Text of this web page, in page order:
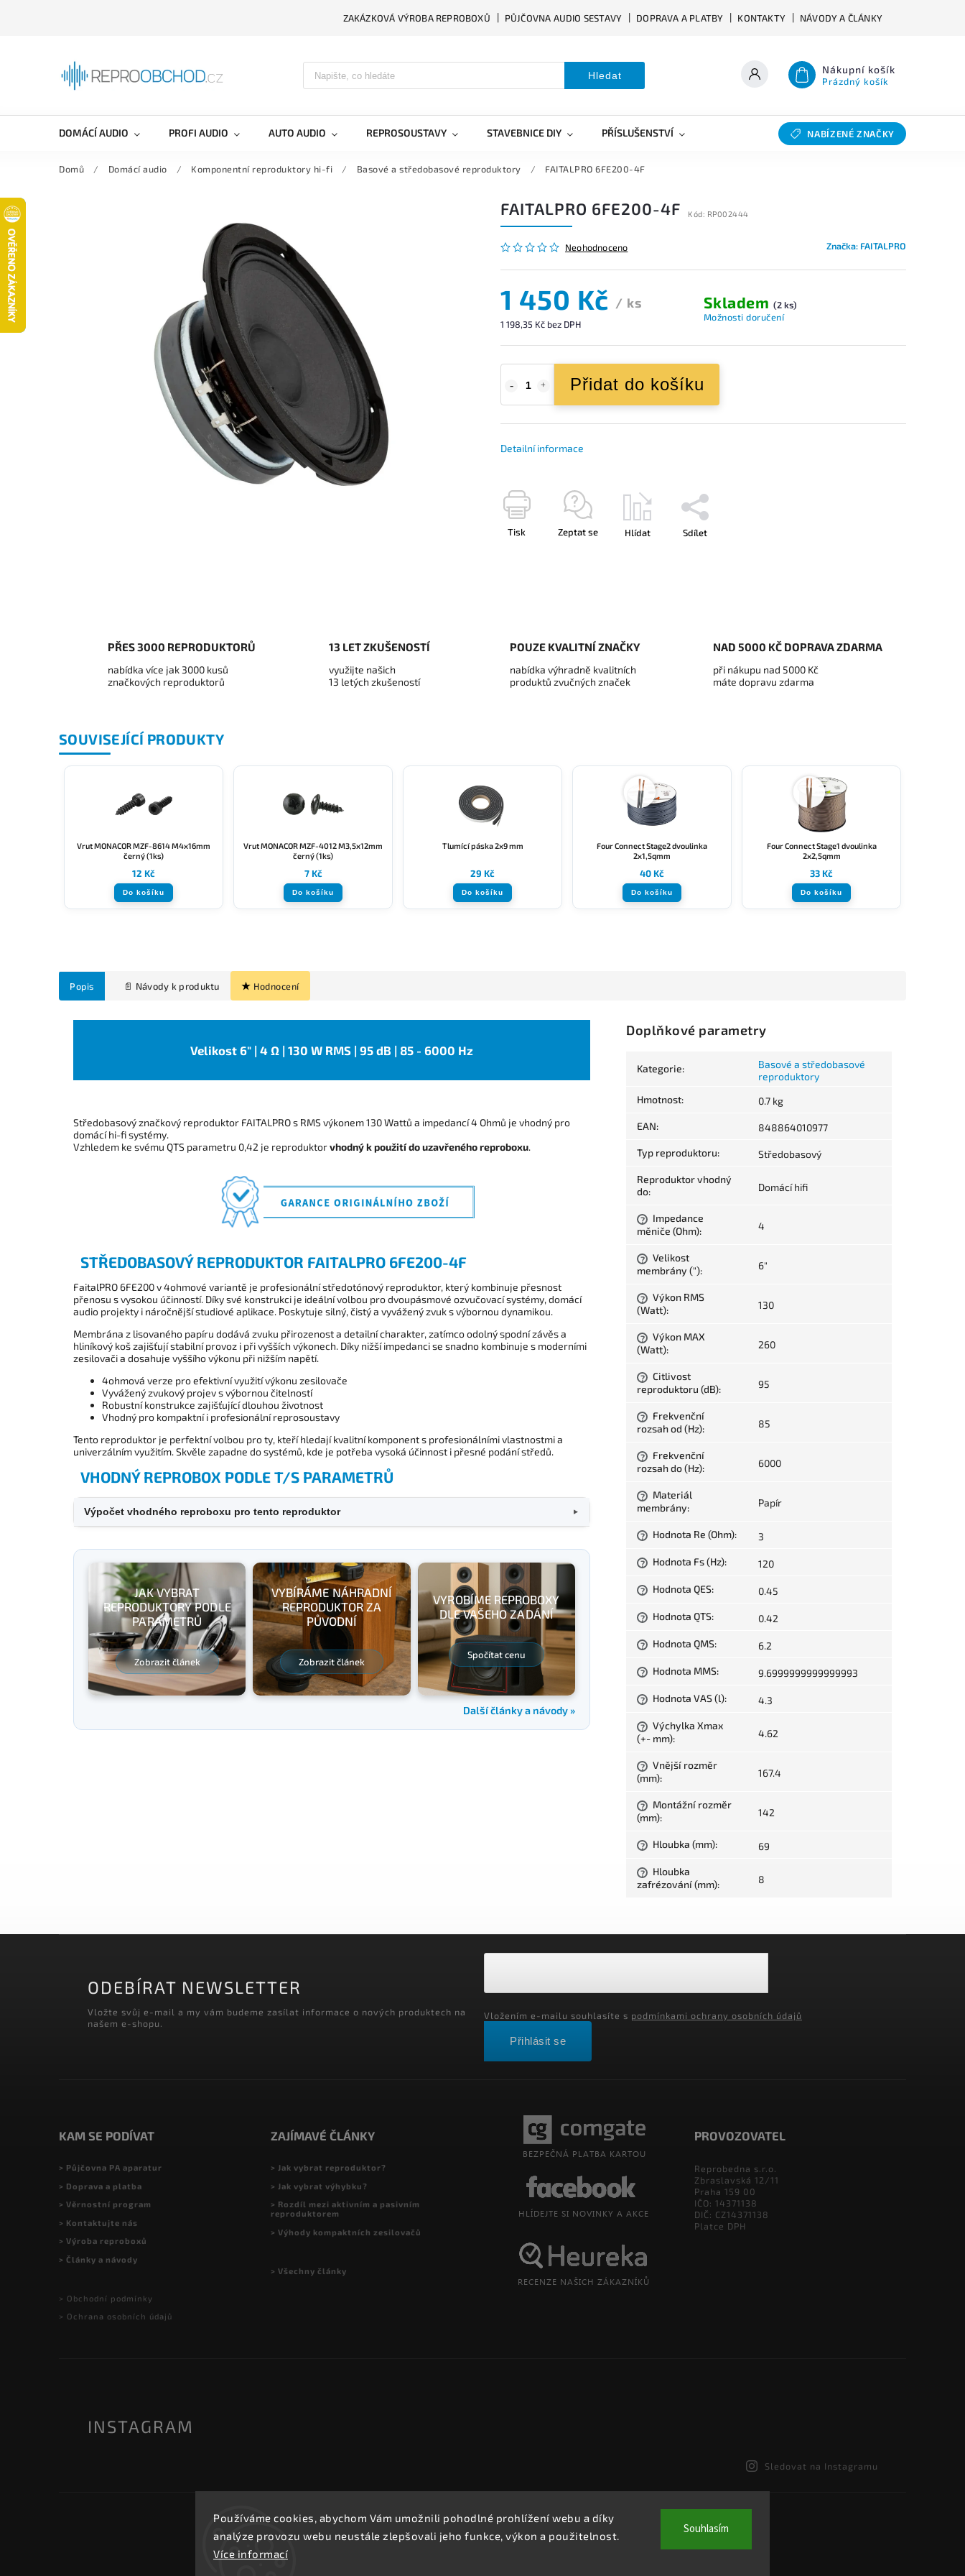
Používáme cookies, abychom Vám umožnili pohodlné prohlížení webu a díky
analýze provozu webu neustále zlepšovali jeho funkce, výkon a použitelnost.
Více informací
Souhlasím
ZAKÁZKOVÁ VÝROBA REPROBOXŮ PŮJČOVNA AUDIO SESTAVY DOPRAVA A PLATBY KONTAKTY NÁVODY A ČLÁNKY
Hledat Nákupní košík
Prázdný košík
DOMÁCÍ AUDIO PROFI AUDIO AUTO AUDIO REPROSOUSTAVY STAVEBNICE DIY PŘÍSLUŠENSTVÍ SLEVY BAZAR
NABÍZENÉ ZNAČKY
Domů / Domácí audio / Komponentní reproduktory hi-fi / Basové a středobasové reproduktory / FAITALPRO 6FE200-4F
FAITALPRO 6FE200-4F Kód: RP002444
Neohodnoceno Značka: FAITALPRO
1 450 Kč / ks
1 198,35 Kč bez DPH
Skladem (2 ks)
Možnosti doručení
Přidat do košíku
Detailní informace
Tisk Zeptat se Hlídat Sdílet
PŘES 3000 REPRODUKTORŮ
nabídka více jak 3000 kusů
značkových reproduktorů
13 LET ZKUŠENOSTÍ
využijte našich
13 letých zkušeností
POUZE KVALITNÍ ZNAČKY
nabídka výhradně kvalitních
produktů zvučných značek
NAD 5000 KČ DOPRAVA ZDARMA
při nákupu nad 5000 Kč
máte dopravu zdarma
SOUVISEJÍCÍ PRODUKTY
Vrut MONACOR MZF-8614 M4x16mm
černý (1ks)
12 Kč
Do košíku
Vrut MONACOR MZF-4012 M3,5x12mm
černý (1ks)
7 Kč
Do košíku
Tlumící páska 2x9 mm
29 Kč
Do košíku
Four Connect Stage2 dvoulinka
2x1,5qmm
40 Kč
Do košíku
Four Connect Stage1 dvoulinka
2x2,5qmm
33 Kč
Do košíku
Popis Hodnocení
Velikost 6" | 4 Ω | 130 W RMS | 95 dB | 85 - 6000 Hz
Středobasový značkový reproduktor FAITALPRO s RMS výkonem 130 Wattů a impedancí 4 Ohmů je vhodný pro
domácí hi-fi systémy.
Vzhledem ke svému QTS parametru 0,42 je reproduktorvhodný k použití do uzavřeného reproboxu.
STŘEDOBASOVÝ REPRODUKTOR FAITALPRO 6FE200-4F
FaitalPRO 6FE200 v 4ohmové variantě je profesionální středotónový reproduktor, který kombinuje přesnost
přenosu s vysokou účinností. Díky své konstrukci je ideální volbou pro dvoupásmové ozvučovací systémy, domácí
audio projekty i náročnější studiové aplikace. Poskytuje silný, čistý a vyvážený zvuk s výbornou dynamikou.
Membrána z lisovaného papíru dodává zvuku přirozenost a detailní charakter, zatímco odolný spodní závěs a
hliníkový koš zajišťují stabilní provoz i při vyšších výkonech. Díky nižší impedanci se snadno kombinuje s moderními
zesilovači a dosahuje vyššího výkonu při nižším napětí.
4ohmová verze pro efektivní využití výkonu zesilovače
Vyvážený zvukový projev s výbornou čitelností
Robustní konstrukce zajišťující dlouhou životnost
Vhodný pro kompaktní i profesionální reprosoustavy
Tento reproduktor je perfektní volbou pro ty, kteří hledají kvalitní komponent s profesionálními vlastnostmi a
univerzálním využitím. Skvěle zapadne do systémů, kde je potřeba vysoká účinnost i přesné podání středů.
VHODNÝ REPROBOX PODLE T/S PARAMETRŮ
Výpočet vhodného reproboxu pro tento reproduktor ▼
JAK VYBRAT
REPRODUKTORY PODLE
PARAMETRŮ
Zobrazit článek
VYBÍRÁME NÁHRADNÍ
REPRODUKTOR ZA
PŮVODNÍ
Zobrazit článek
VYROBÍME REPROBOXY
DLE VAŠEHO ZADÁNÍ
Spočítat cenu
Další články a návody »
Doplňkové parametry
Kategorie:
Basové a středobasové
reproduktory
Hmotnost: 0.7 kg
EAN: 848864010977
Typ reproduktoru: Středobasový
Reproduktor vhodný
do: Domácí hifi
?
Impedance
měniče (Ohm): 4
?
Velikost
membrány ("): 6"
?
Výkon RMS
(Watt): 130
?
Výkon MAX
(Watt): 260
?
Citlivost
reproduktoru (dB): 95
?
Frekvenční
rozsah od (Hz): 85
?
Frekvenční
rozsah do (Hz): 6000
?
Materiál
membrány: Papír
? Hodnota Re (Ohm): 3
? Hodnota Fs (Hz): 120
? Hodnota QES: 0.45
? Hodnota QTS: 0.42
? Hodnota QMS: 6.2
? Hodnota MMS: 9.6999999999999993
? Hodnota VAS (l): 4.3
?
Výchylka Xmax
(+- mm): 4.62
?
Vnější rozměr
(mm): 167.4
?
Montážní rozměr
(mm): 142
? Hloubka (mm): 69
?
Hloubka
zafrézování (mm): 8
ODEBÍRAT NEWSLETTER
Vložte svůj e-mail a my vám budeme zasílat informace o nových produktech na
našem e-shopu.
Vložením e-mailu souhlasíte s podmínkami ochrany osobních údajů
Přihlásit se
KAM SE PODÍVAT
> Půjčovna PA aparatur
> Doprava a platba
> Věrnostní program
> Kontaktujte nás
> Výroba reproboxů
> Články a návody
> Obchodní podmínky
> Ochrana osobních údajů
ZAJÍMAVÉ ČLÁNKY
> Jak vybrat reproduktor?
> Jak vybrat výhybku?
> Rozdíl mezi aktivním a pasivním
reproduktorem
> Výhody kompaktních zesilovačů
> Všechny články
PROVOZOVATEL
Reprobedna s.r.o.
Zbraslavská 12/11
Praha 159 00
IČO: 14371138
DIČ: CZ14371138
Platce DPH
INSTAGRAM
Sledovat na Instagramu
Copyright 2026REPROOBCHOD.cz. Všechna práva vyhrazena.
Upravit nastavení cookies